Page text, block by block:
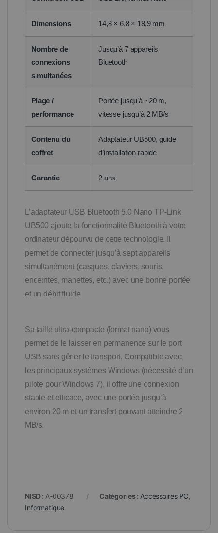
Dimensions 14,8 × 6,8 × 18,9 mm
Nombre de
connexions
simultanées
Jusqu’à 7 appareils
Bluetooth
Plage /
performance
Portée jusqu’à ~20 m,
vitesse jusqu’à 2 MB/s
Contenu du
coffret
Adaptateur UB500, guide
d’installation rapide
Garantie 2 ans
L’adaptateur USB Bluetooth 5.0 Nano TP-Link
UB500 ajoute la fonctionnalité Bluetooth à votre
ordinateur dépourvu de cette technologie. Il
permet de connecter jusqu’à sept appareils
simultanément (casques, claviers, souris,
enceintes, manettes, etc.) avec une bonne portée
et un débit fluide.
Sa taille ultra-compacte (format nano) vous
permet de le laisser en permanence sur le port
USB sans gêner le transport. Compatible avec
les principaux systèmes Windows (nécessité d’un
pilote pour Windows 7), il offre une connexion
stable et efficace, avec une portée jusqu’à
environ 20 m et un transfert pouvant atteindre 2
MB/s.
NISD : A-00378 Catégories : Accessoires PC,
Informatique